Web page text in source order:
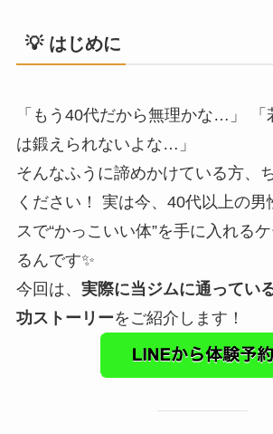
💡 はじめに
「もう40代だから無理かな…」 「
は鍛えられないよな…」
そんなふうに諦めかけている方、
ください！ 実は今、40代以上の男
スで“かっこいい体”を手に入れる
るんです✨
今回は、 実際に当ジムに通ってい
功ストーリーをご紹介します！